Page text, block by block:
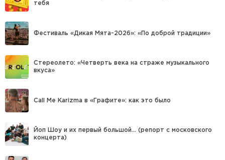
тебя
Фестиваль «Дикая Мята-2026»: «По доброй традиции»
Стереолето: «Четверть века на страже музыкального
вкуса»
Call Me Karizma в «Графите»: как это было
Йоп Шоу и их первый большой… (репорт с московского
концерта)